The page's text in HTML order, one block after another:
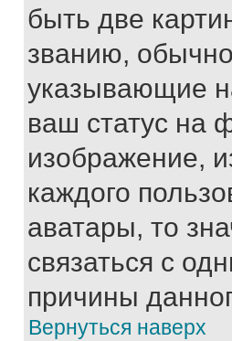
быть две
званию, обычно
указывающие
ваш статус на
изображение,
каждого
аватары, то
связаться с
причины
Вернуться наверх